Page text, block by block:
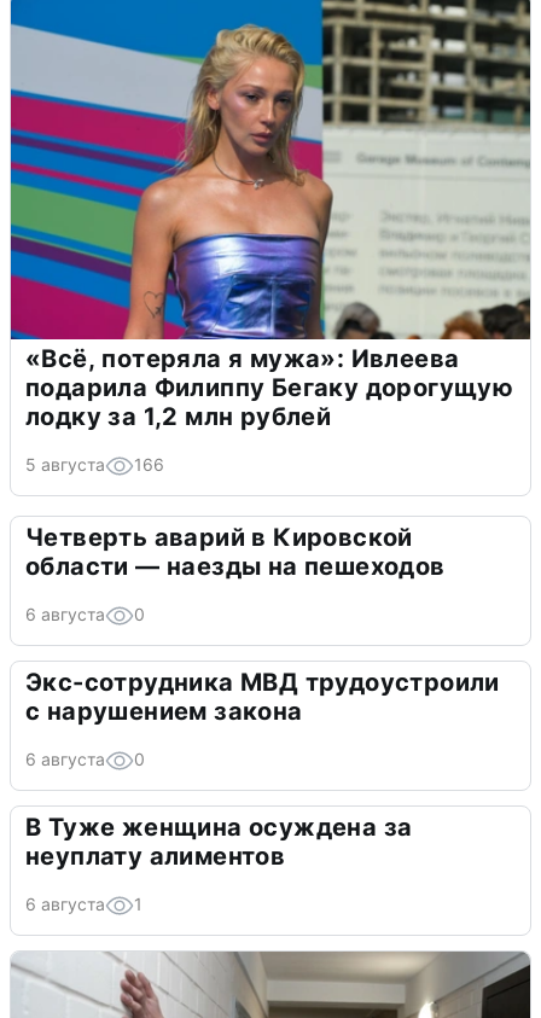
«Всё, потеряла я мужа»: Ивлеева
подарила Филиппу Бегаку дорогущую
лодку за 1,2 млн рублей
5 августа 166
Четверть аварий в Кировской
области — наезды на пешеходов
6 августа 0
Экс-сотрудника МВД трудоустроили
с нарушением закона
6 августа 0
В Туже женщина осуждена за
неуплату алиментов
6 августа 1